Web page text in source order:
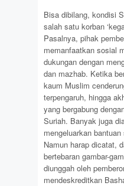
Bisa dibilang, kondisi
salah satu korban
Pasalnya, pihak
memanfaatkan sosial
dukungan dengan
dan mazhab. Ketika
kaum Muslim
terpengaruh, hingga
yang bergabung
Suriah. Banyak juga
mengeluarkan
Namun harap dicatat,
bertebaran gambar-
diunggah oleh
mendeskreditkan